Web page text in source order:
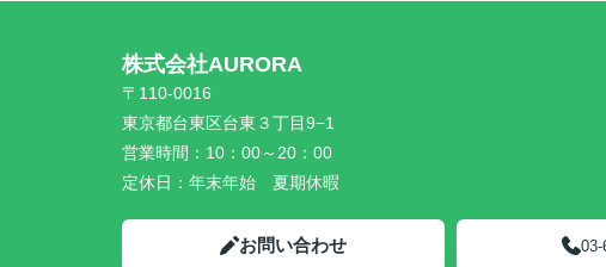
株式会社AURORA
〒110-0016
東京都台東区台東３丁目9−1
営業時間： 10：00～20：00
定休日： 年末年始 夏期休暇
お問い合わせ 03-